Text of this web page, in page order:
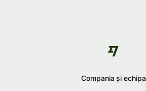
Compania și echipa